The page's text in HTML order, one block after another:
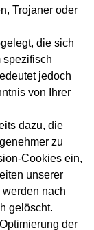
Trojaner oder
die sich
spezifisch
jedoch
von Ihrer
dazu, die
zu
Cookies ein,
unserer
nach
gelöscht.
der